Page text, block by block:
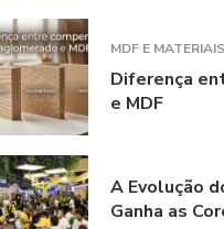
MDF E MATERIAIS
Diferença
e MDF
A Evolução
Ganha as